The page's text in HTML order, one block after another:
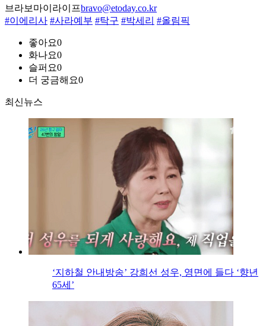
브라보마이라이프bravo@etoday.co.kr
#이에리사 #사라예부 #탁구 #박세리 #올림픽
좋아요0
화나요0
슬퍼요0
더 궁금해요0
최신뉴스
‘지하철 안내방송’ 강희선 성우, 영면에 들다 ‘향년
65세’